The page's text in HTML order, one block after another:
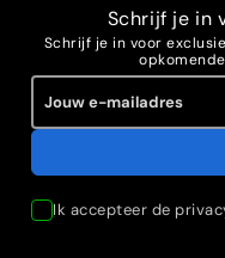
Schrijf je in
Schrijf je in voor
Ik accepteer de